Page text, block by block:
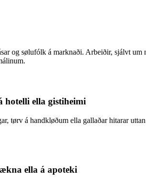
og sølufólk á marknaði. Arbeiðir, sjálvt um
hotelli ella gistiheimi
tørv á handkløðum ella gallaðar hitarar
ella á apoteki